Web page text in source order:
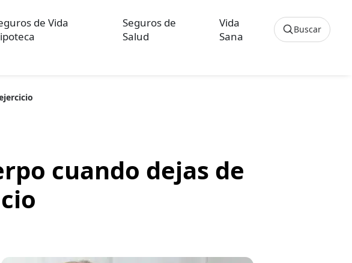
de Vida
Seguros de
Salud
Vida
Sana
Buscar
cuando dejas de